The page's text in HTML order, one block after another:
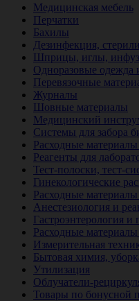
Медицинская мебель
Перчатки
Бахилы
Дезинфекция,
Шприцы, иглы,
Одноразовые одежда
Перевязочные
Журналы
Шовные материалы
Медицинский
Системы для забора
Расходные
Реагенты для
Тест-полоски, тест-
Гинекологические
Расходные
Анестезиология и
Гастроэнтерология и
Расходные
Измерительная
Бытовая химия,
Утилизация
Облучатели-
Товары по бонусной